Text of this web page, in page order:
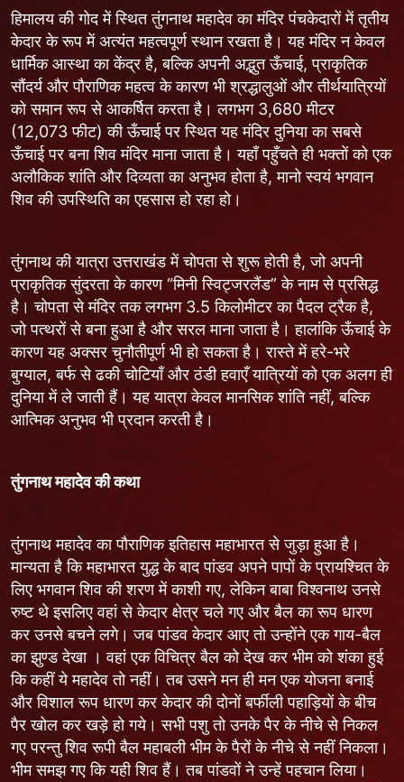
हिमालय की गोद में स्थित तुंगनाथ महादेव का मंदिर पंचकेदारों में तृतीय
केदार के रूप में अत्यंत महत्वपूर्ण स्थान रखता है। यह मंदिर न केवल
धार्मिक आस्था का केंद्र है, बल्कि अपनी अद्भुत ऊँचाई, प्राकृतिक
सौंदर्य और पौराणिक महत्व के कारण भी श्रद्धालुओं और तीर्थयात्रियों
को समान रूप से आकर्षित करता है। लगभग 3,680 मीटर
(12,073 फीट) की ऊँचाई पर स्थित यह मंदिर दुनिया का सबसे
ऊँचाई पर बना शिव मंदिर माना जाता है। यहाँ पहुँचते ही भक्तों को एक
अलौकिक शांति और दिव्यता का अनुभव होता है, मानो स्वयं भगवान
शिव की उपस्थिति का एहसास हो रहा हो।
तुंगनाथ की यात्रा उत्तराखंड में चोपता से शुरू होती है, जो अपनी
प्राकृतिक सुंदरता के कारण “मिनी स्विट्जरलैंड” के नाम से प्रसिद्ध
है। चोपता से मंदिर तक लगभग 3.5 किलोमीटर का पैदल ट्रैक है,
जो पत्थरों से बना हुआ है और सरल माना जाता है। हालांकि ऊँचाई के
कारण यह अक्सर चुनौतीपूर्ण भी हो सकता है। रास्ते में हरे-भरे
बुग्याल, बर्फ से ढकी चोटियाँ और ठंडी हवाएँ यात्रियों को एक अलग ही
दुनिया में ले जाती हैं। यह यात्रा केवल मानसिक शांति नहीं, बल्कि
आत्मिक अनुभव भी प्रदान करती है।
तुंगनाथ महादेव की कथा
तुंगनाथ महादेव का पौराणिक इतिहास महाभारत से जुड़ा हुआ है।
मान्यता है कि महाभारत युद्ध के बाद पांडव अपने पापों के प्रायश्चित के
लिए भगवान शिव की शरण में काशी गए, लेकिन बाबा विश्वनाथ उनसे
रुष्ट थे इसलिए वहां से केदार क्षेत्र चले गए और बैल का रूप धारण
कर उनसे बचने लगे। जब पांडव केदार आए तो उन्होंने एक गाय-बैल
का झुण्ड देखा । वहां एक विचित्र बैल को देख कर भीम को शंका हुई
कि कहीं ये महादेव तो नहीं। तब उसने मन ही मन एक योजना बनाई
और विशाल रूप धारण कर केदार की दोनों बर्फीली पहाड़ियों के बीच
पैर खोल कर खड़े हो गये। सभी पशु तो उनके पैर के नीचे से निकल
गए परन्तु शिव रूपी बैल महाबली भीम के पैरों के नीचे से नहीं निकला।
भीम समझ गए कि यही शिव हैं। तब पांडवों ने उन्हें पहचान लिया।